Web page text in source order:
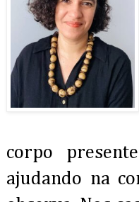
corpo
ajudando na